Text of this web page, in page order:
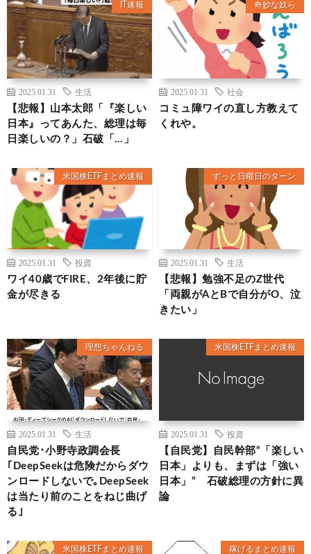
IT速報
2025.01.31 生活
【悲報】山本太郎「『楽しい
日本』ってあんた、総理は毎
日楽しいの？」石破「…」
奇妙な奴ら
2025.01.31 社会
コミュ障ワイの直し方教えて
くれや。
米国株ETFまとめ速報
2025.01.31 投資
ワイ40歳でFIRE、2年後に貯
金が尽きる
ずっと日曜日のターン
2025.01.31 生活
【悲報】勉強不足のZ世代
「両親がAとBで自分がO、泣
きたい」
理想ちゃんねる
2025.01.31 生活
自民党･小野寺政調会長
｢DeepSeekは危険だからダウ
ンロードしないで｡DeepSeek
は当たり前のことをねじ曲げ
る｣
米国株ETFまとめ速報
2025.01.31 投資
【自民党】自民幹部“「楽しい
日本」よりも、まずは「強い
日本」” 石破総理の方針に異
論
米国株ETFまとめ速報 稼げるまとめ速報